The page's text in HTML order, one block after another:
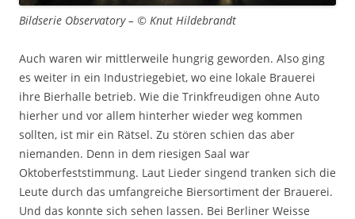
Bildserie Observatory – © Knut Hildebrandt
Auch waren wir mittlerweile hungrig geworden. Also ging
es weiter in ein Industriegebiet, wo eine lokale Brauerei
ihre Bierhalle betrieb. Wie die Trinkfreudigen ohne Auto
hierher und vor allem hinterher wieder weg kommen
sollten, ist mir ein Rätsel. Zu stören schien das aber
niemanden. Denn in dem riesigen Saal war
Oktoberfeststimmung. Laut Lieder singend tranken sich die
Leute durch das umfangreiche Biersortiment der Brauerei.
Und das konnte sich sehen lassen. Bei Berliner Weisse